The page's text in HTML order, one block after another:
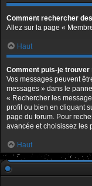
Comment rechercher
Allez sur la page «
Haut
Comment puis-je
Vos messages peuvent
messages » dans le
« Rechercher les
profil ou bien en cliquant
page du forum. Pour
avancée et choisissez les
Haut